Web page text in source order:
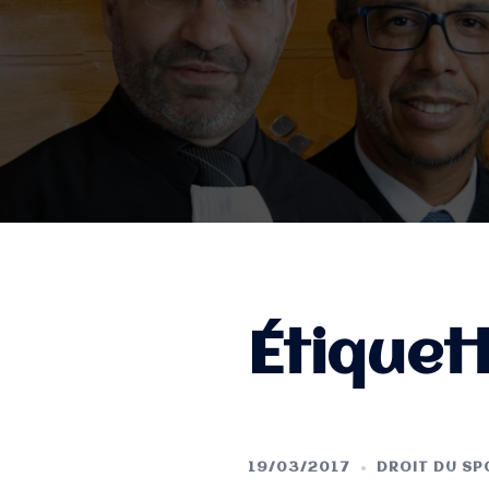
19/03/2017 DROIT DU